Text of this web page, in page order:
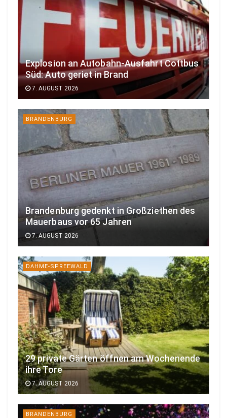
Explosion an Autobahn-Ausfahrt Cottbus
Süd: Auto geriet in Brand
7. AUGUST 2026
BRANDENBURG
Brandenburg gedenkt in Großziethen des
Mauerbaus vor 65 Jahren
7. AUGUST 2026
DAHME-SPREEWALD
29 private Gärten öffnen am Wochenende
ihre Tore
7. AUGUST 2026
BRANDENBURG